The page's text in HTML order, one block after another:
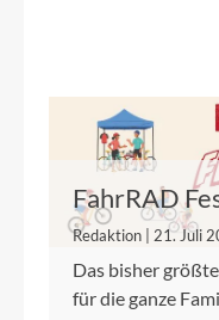
FahrRAD
Redaktion | 21. Juli
Das bisher
für die ganze